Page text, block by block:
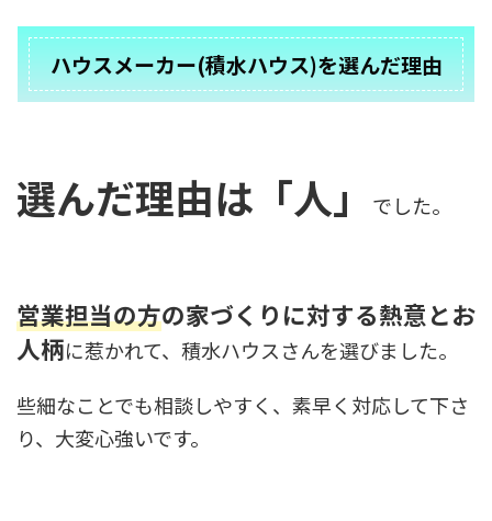
ハウスメーカー(積水ハウス)を選んだ理由
選んだ理由は「人」 でした。
営業担当の方の家づくりに対する熱意とお
人柄に惹かれて、積水ハウスさんを選びました。
些細なことでも相談しやすく、素早く対応して下さ
り、大変心強いです。